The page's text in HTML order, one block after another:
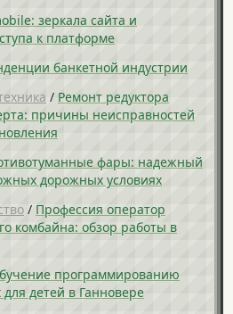
зеркала сайта и
к платформе
банкетной индустрии
/ Ремонт редуктора
причины неисправностей
фары: надежный
дорожных условиях
/ Профессия оператор
комбайна: обзор работы в
программированию
детей в Ганновере